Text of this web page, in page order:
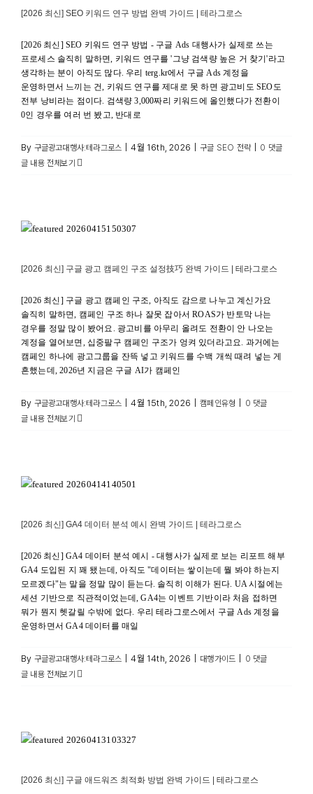
[2026 최신] SEO 키워드 연구 방법 완벽 가이드 | 테라그로스
[2026 최신] SEO 키워드 연구 방법 - 구글 Ads 대행사가 실제로 쓰는
프로세스 솔직히 말하면, 키워드 연구를 '그냥 검색량 높은 거 찾기'라고
생각하는 분이 아직도 많다. 우리 terg.kr에서 구글 Ads 계정을
운영하면서 느끼는 건, 키워드 연구를 제대로 못 하면 광고비도 SEO도
전부 낭비라는 점이다. 검색량 3,000짜리 키워드에 올인했다가 전환이
0인 경우를 여러 번 봤고, 반대로
By 구글광고대행사:테라그로스 4월 16th, 2026 구글 SEO 전략
0 댓글
글 내용 전체보기
[2026 최신] 구글 광고 캠페인 구조 설정技巧 완벽 가이드 | 테라그로스
[2026 최신] 구글 광고 캠페인 구조, 아직도 감으로 나누고 계신가요
솔직히 말하면, 캠페인 구조 하나 잘못 잡아서 ROAS가 반토막 나는
경우를 정말 많이 봤어요. 광고비를 아무리 올려도 전환이 안 나오는
계정을 열어보면, 십중팔구 캠페인 구조가 엉켜 있더라고요. 과거에는
캠페인 하나에 광고그룹을 잔뜩 넣고 키워드를 수백 개씩 때려 넣는 게
흔했는데, 2026년 지금은 구글 AI가 캠페인
By 구글광고대행사:테라그로스 4월 15th, 2026 캠페인유형
0 댓글
글 내용 전체보기
[2026 최신] GA4 데이터 분석 예시 완벽 가이드 | 테라그로스
[2026 최신] GA4 데이터 분석 예시 - 대행사가 실제로 보는 리포트 해부
GA4 도입된 지 꽤 됐는데, 아직도 "데이터는 쌓이는데 뭘 봐야 하는지
모르겠다"는 말을 정말 많이 듣는다. 솔직히 이해가 된다. UA 시절에는
세션 기반으로 직관적이었는데, GA4는 이벤트 기반이라 처음 접하면
뭐가 뭔지 헷갈릴 수밖에 없다. 우리 테라그로스에서 구글 Ads 계정을
운영하면서 GA4 데이터를 매일
By 구글광고대행사:테라그로스 4월 14th, 2026 대행가이드
0 댓글
글 내용 전체보기
[2026 최신] 구글 애드워즈 최적화 방법 완벽 가이드 | 테라그로스